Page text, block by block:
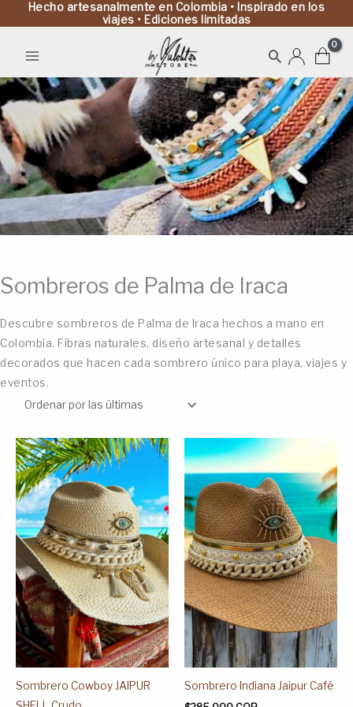
Hecho artesanalmente en Colombia • Inspirado en los
viajes • Ediciones limitadas
Buscar
Sombreros de Palma de Iraca
Descubre sombreros de Palma de Iraca hechos a mano en
Colombia. Fibras naturales, diseño artesanal y detalles
decorados que hacen cada sombrero único para playa, viajes y
eventos.
Sombrero Cowboy JAIPUR
Este
producto
tiene
múltiples
variantes.
Las
opciones
se
pueden
elegir
en
la
página
Sombrero Indiana Jaipur Café
Este
producto
tiene
múltiples
variantes.
Las
opciones
se
pueden
elegir
en
la
página
de